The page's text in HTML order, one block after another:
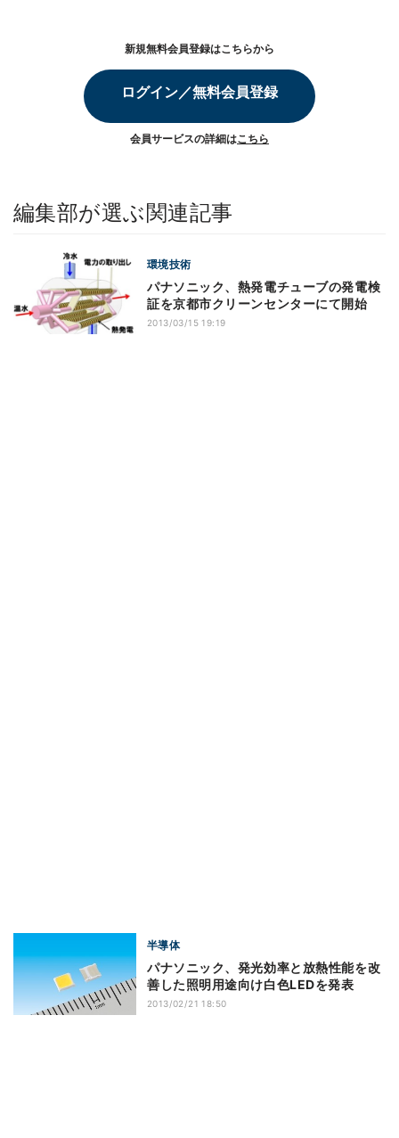
新規無料会員登録はこちらから
ログイン／無料会員登録
会員サービスの詳細はこちら
編集部が選ぶ関連記事
環境技術
パナソニック、熱発電チューブの発電検
証を京都市クリーンセンターにて開始
2013/03/15 19:19
半導体
パナソニック、発光効率と放熱性能を改
善した照明用途向け白色LEDを発表
2013/02/21 18:50